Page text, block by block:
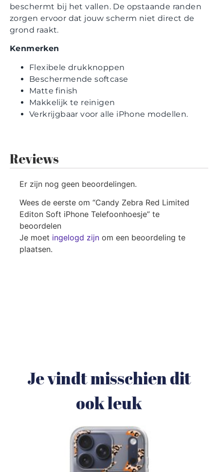
beschermt bij het vallen. De opstaande randen
zorgen ervoor dat jouw scherm niet direct de
grond raakt.
Kenmerken
Flexibele drukknoppen
Beschermende softcase
Matte finish
Makkelijk te reinigen
Verkrijgbaar voor alle iPhone modellen.
Reviews
Er zijn nog geen beoordelingen.
Wees de eerste om “Candy Zebra Red Limited
Editon Soft iPhone Telefoonhoesje” te
beoordelen
Je moet ingelogd zijn om een beoordeling te
plaatsen.
Je vindt misschien dit
ook leuk